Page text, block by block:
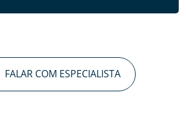
FALAR COM ESPECIALISTA